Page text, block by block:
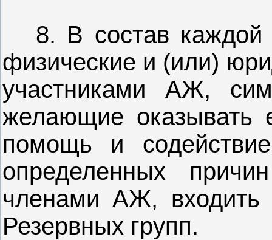
8. В состав каждой
физические и (или)
участниками АЖ,
желающие оказывать
помощь и
определенных
членами АЖ,
Резервных групп.